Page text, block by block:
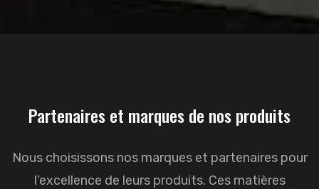
Partenaires et marques de nos produits
Nous choisissons nos marques et partenaires pour
l’excellence de leurs produits. Ces matières